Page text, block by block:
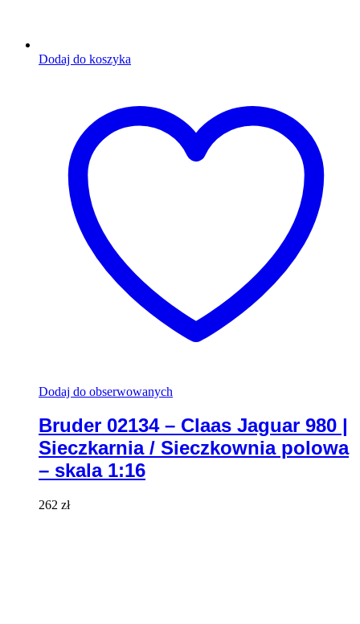
Dodaj do koszyka
Dodaj do obserwowanych
Bruder 02134 – Claas Jaguar 980 |
Sieczkarnia / Sieczkownia polowa
– skala 1:16
262 zł